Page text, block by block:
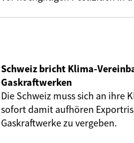
Schweiz bricht Klima-
Gaskraftwerken
Die Schweiz muss sich an ihre
sofort damit aufhören
Gaskraftwerke zu vergeben.